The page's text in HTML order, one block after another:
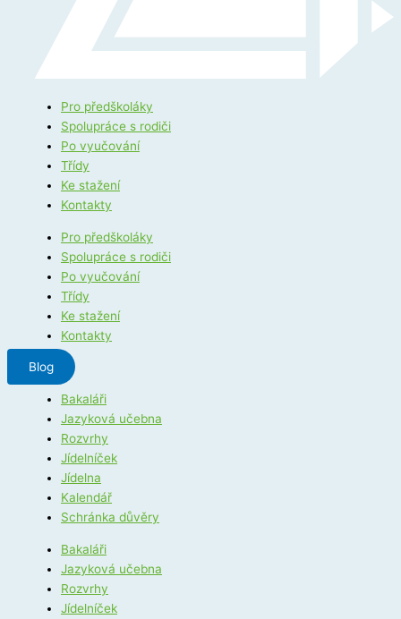
Pro předškoláky
Spolupráce s rodiči
Po vyučování
Třídy
Ke stažení
Kontakty
Pro předškoláky
Spolupráce s rodiči
Po vyučování
Třídy
Ke stažení
Kontakty
Blog
Bakaláři
Jazyková učebna
Rozvrhy
Jídelníček
Jídelna
Kalendář
Schránka důvěry
Bakaláři
Jazyková učebna
Rozvrhy
Jídelníček